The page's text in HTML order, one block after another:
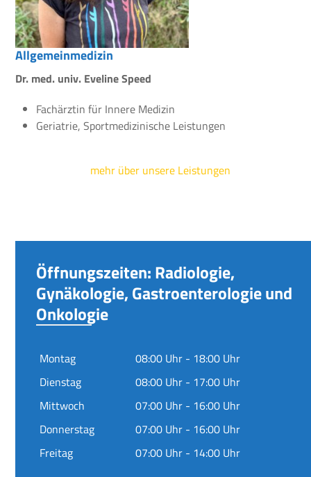
Allgemeinmedizin
Dr. med. univ. Eveline Speed
Fachärztin für Innere Medizin
Geriatrie, Sportmedizinische Leistungen
mehr über unsere Leistungen
Öffnungszeiten: Radiologie,
Gynäkologie, Gastroenterologie und
Onkologie
Montag
08:00 Uhr - 18:00 Uhr
Dienstag
08:00 Uhr - 17:00 Uhr
Mittwoch
07:00 Uhr - 16:00 Uhr
Donnerstag
07:00 Uhr - 16:00 Uhr
Freitag
07:00 Uhr - 14:00 Uhr